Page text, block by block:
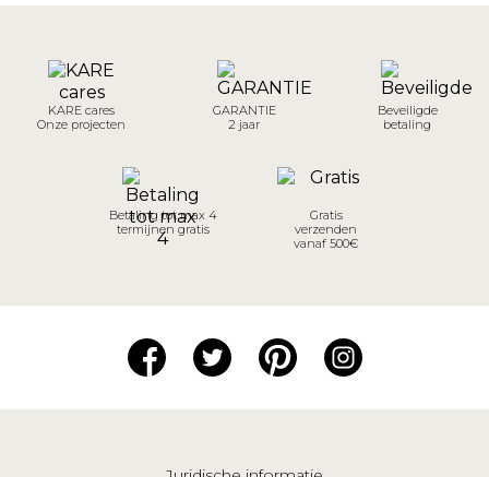
KARE cares
Onze projecten
GARANTIE
2 jaar
Beveiligde
betaling
Betaling tot max 4
termijnen gratis
Gratis
verzenden
vanaf 500€